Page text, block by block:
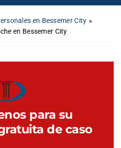
en Bessemer City »
en Bessemer City
para su
de caso